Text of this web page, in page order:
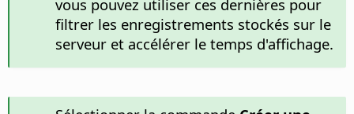
vous pouvez utiliser ces dernières pour
filtrer les enregistrements stockés sur le
serveur et accélérer le temps d'affichage.